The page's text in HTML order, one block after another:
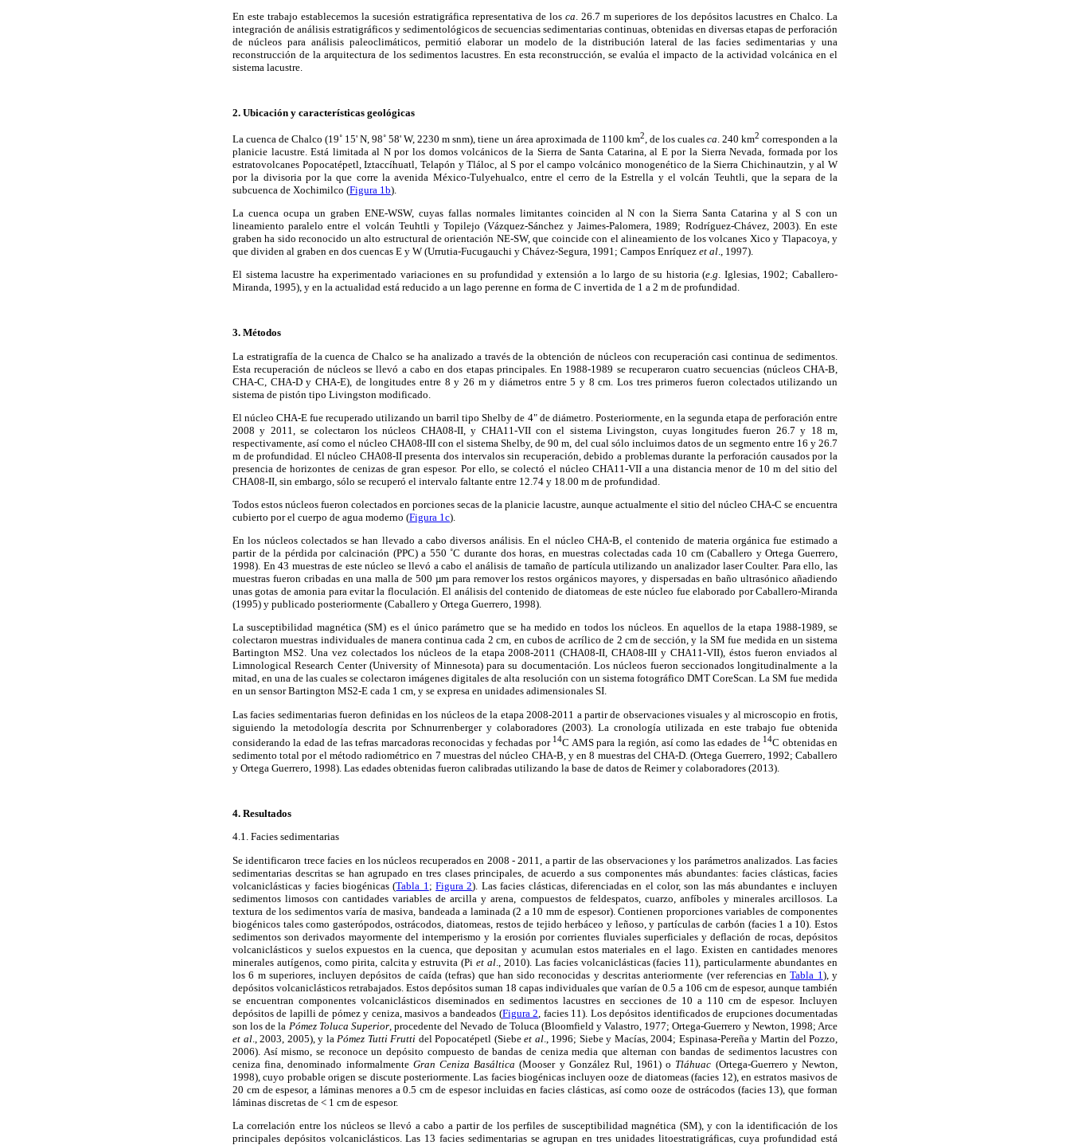
En este trabajo establecemos la sucesión estratigráfica representativa de los ca . 26.7 m superiores de los depósitos lacustres en Chalco. La
integración de análisis estratigráficos y sedimentológicos de secuencias sedimentarias continuas, obtenidas en diversas etapas de perforación
de núcleos para análisis paleoclimáticos, permitió elaborar un modelo de la distribución lateral de las facies sedimentarias y una
reconstrucción de la arquitectura de los sedimentos lacustres. En esta reconstrucción, se evalúa el impacto de la actividad volcánica en el
sistema lacustre.
2. Ubicación y características geológicas
La cuenca de Chalco (19˚ 15' N, 98˚ 58' W, 2230 m snm), tiene un área aproximada de 1100 km2 , de los cuales ca . 240 km2 corresponden a la
planicie lacustre. Está limitada al N por los domos volcánicos de la Sierra de Santa Catarina, al E por la Sierra Nevada, formada por los
estratovolcanes Popocatépetl, Iztaccíhuatl, Telapón y Tláloc, al S por el campo volcánico monogenético de la Sierra Chichinautzin, y al W
por la divisoria por la que corre la avenida México-Tulyehualco, entre el cerro de la Estrella y el volcán Teuhtli, que la separa de la
subcuenca de Xochimilco (Figura 1b).
La cuenca ocupa un graben ENE-WSW, cuyas fallas normales limitantes coinciden al N con la Sierra Santa Catarina y al S con un
lineamiento paralelo entre el volcán Teuhtli y Topilejo (Vázquez-Sánchez y Jaimes-Palomera, 1989; Rodríguez-Chávez, 2003). En este
graben ha sido reconocido un alto estructural de orientación NE-SW, que coincide con el alineamiento de los volcanes Xico y Tlapacoya, y
que dividen al graben en dos cuencas E y W (Urrutia-Fucugauchi y Chávez-Segura, 1991; Campos Enríquez et al ., 1997).
El sistema lacustre ha experimentado variaciones en su profundidad y extensión a lo largo de su historia (e.g. Iglesias, 1902; Caballero-
Miranda, 1995), y en la actualidad está reducido a un lago perenne en forma de C invertida de 1 a 2 m de profundidad.
3. Métodos
La estratigrafía de la cuenca de Chalco se ha analizado a través de la obtención de núcleos con recuperación casi continua de sedimentos.
Esta recuperación de núcleos se llevó a cabo en dos etapas principales. En 1988-1989 se recuperaron cuatro secuencias (núcleos CHA-B,
CHA-C, CHA-D y CHA-E), de longitudes entre 8 y 26 m y diámetros entre 5 y 8 cm. Los tres primeros fueron colectados utilizando un
sistema de pistón tipo Livingston modificado.
El núcleo CHA-E fue recuperado utilizando un barril tipo Shelby de 4" de diámetro. Posteriormente, en la segunda etapa de perforación entre
2008 y 2011, se colectaron los núcleos CHA08-II, y CHA11-VII con el sistema Livingston, cuyas longitudes fueron 26.7 y 18 m,
respectivamente, así como el núcleo CHA08-III con el sistema Shelby, de 90 m, del cual sólo incluimos datos de un segmento entre 16 y 26.7
m de profundidad. El núcleo CHA08-II presenta dos intervalos sin recuperación, debido a problemas durante la perforación causados por la
presencia de horizontes de cenizas de gran espesor. Por ello, se colectó el núcleo CHA11-VII a una distancia menor de 10 m del sitio del
CHA08-II, sin embargo, sólo se recuperó el intervalo faltante entre 12.74 y 18.00 m de profundidad.
Todos estos núcleos fueron colectados en porciones secas de la planicie lacustre, aunque actualmente el sitio del núcleo CHA-C se encuentra
cubierto por el cuerpo de agua moderno (Figura 1c).
En los núcleos colectados se han llevado a cabo diversos análisis. En el núcleo CHA-B, el contenido de materia orgánica fue estimado a
partir de la pérdida por calcinación (PPC) a 550 ˚C durante dos horas, en muestras colectadas cada 10 cm (Caballero y Ortega Guerrero,
1998). En 43 muestras de este núcleo se llevó a cabo el análisis de tamaño de partícula utilizando un analizador laser Coulter. Para ello, las
muestras fueron cribadas en una malla de 500 µm para remover los restos orgánicos mayores, y dispersadas en baño ultrasónico añadiendo
unas gotas de amonia para evitar la floculación. El análisis del contenido de diatomeas de este núcleo fue elaborado por Caballero-Miranda
(1995) y publicado posteriormente (Caballero y Ortega Guerrero, 1998).
La susceptibilidad magnética (SM) es el único parámetro que se ha medido en todos los núcleos. En aquellos de la etapa 1988-1989, se
colectaron muestras individuales de manera continua cada 2 cm, en cubos de acrílico de 2 cm de sección, y la SM fue medida en un sistema
Bartington MS2. Una vez colectados los núcleos de la etapa 2008-2011 (CHA08-II, CHA08-III y CHA11-VII), éstos fueron enviados al
Limnological Research Center (University of Minnesota) para su documentación. Los núcleos fueron seccionados longitudinalmente a la
mitad, en una de las cuales se colectaron imágenes digitales de alta resolución con un sistema fotográfico DMT CoreScan. La SM fue medida
en un sensor Bartington MS2-E cada 1 cm, y se expresa en unidades adimensionales SI.
Las facies sedimentarias fueron definidas en los núcleos de la etapa 2008-2011 a partir de observaciones visuales y al microscopio en frotis,
siguiendo la metodología descrita por Schnurrenberger y colaboradores (2003). La cronología utilizada en este trabajo fue obtenida
considerando la edad de las tefras marcadoras reconocidas y fechadas por 14C AMS para la región, así como las edades de 14C obtenidas en
sedimento total por el método radiométrico en 7 muestras del núcleo CHA-B, y en 8 muestras del CHA-D. (Ortega Guerrero, 1992; Caballero
y Ortega Guerrero, 1998). Las edades obtenidas fueron calibradas utilizando la base de datos de Reimer y colaboradores (2013).
4. Resultados
4.1. Facies sedimentarias
Se identificaron trece facies en los núcleos recuperados en 2008 - 2011, a partir de las observaciones y los parámetros analizados. Las facies
sedimentarias descritas se han agrupado en tres clases principales, de acuerdo a sus componentes más abundantes: facies clásticas, facies
volcaniclásticas y facies biogénicas (Tabla 1 ;Figura 2). Las facies clásticas, diferenciadas en el color, son las más abundantes e incluyen
sedimentos limosos con cantidades variables de arcilla y arena, compuestos de feldespatos, cuarzo, anfíboles y minerales arcillosos. La
textura de los sedimentos varía de masiva, bandeada a laminada (2 a 10 mm de espesor). Contienen proporciones variables de componentes
biogénicos tales como gasterópodos, ostrácodos, diatomeas, restos de tejido herbáceo y leñoso, y partículas de carbón (facies 1 a 10). Estos
sedimentos son derivados mayormente del intemperismo y la erosión por corrientes fluviales superficiales y deflación de rocas, depósitos
volcaniclásticos y suelos expuestos en la cuenca, que depositan y acumulan estos materiales en el lago. Existen en cantidades menores
minerales autígenos, como pirita, calcita y estruvita (Piet al ., 2010). Las facies volcaniclásticas (facies 11), particularmente abundantes en
los 6 m superiores, incluyen depósitos de caída (tefras) que han sido reconocidas y descritas anteriormente (ver referencias enTabla 1 ), y
depósitos volcaniclásticos retrabajados. Estos depósitos suman 18 capas individuales que varían de 0.5 a 106 cm de espesor, aunque también
se encuentran componentes volcaniclásticos diseminados en sedimentos lacustres en secciones de 10 a 110 cm de espesor. Incluyen
depósitos de lapilli de pómez y ceniza, masivos a bandeados (Figura 2 , facies 11). Los depósitos identificados de erupciones documentadas
son los de la Pómez Toluca Superior, procedente del Nevado de Toluca (Bloomfield y Valastro, 1977; Ortega-Guerrero y Newton, 1998; Arce
et al., 2003, 2005), y la Pómez Tutti Frutti del Popocatépetl (Siebeet al., 1996; Siebe y Macías, 2004; Espinasa-Pereña y Martin del Pozzo,
2006). Así mismo, se reconoce un depósito compuesto de bandas de ceniza media que alternan con bandas de sedimentos lacustres con
ceniza fina, denominado informalmente Gran Ceniza Basáltica (Mooser y González Rul, 1961) o Tláhuac (Ortega-Guerrero y Newton,
1998), cuyo probable origen se discute posteriormente. Las facies biogénicas incluyen ooze de diatomeas (facies 12), en estratos masivos de
20 cm de espesor, a láminas menores a 0.5 cm de espesor incluidas en facies clásticas, así como ooze de ostrácodos (facies 13), que forman
láminas discretas de < 1 cm de espesor.
La correlación entre los núcleos se llevó a cabo a partir de los perfiles de susceptibilidad magnética (SM), y con la identificación de los
principales depósitos volcaniclásticos. Las 13 facies sedimentarias se agrupan en tres unidades litoestratigráficas, cuya profundidad está